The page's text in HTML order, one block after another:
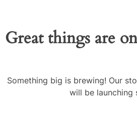
Great things are
Something big is brewing! Our
will be launching